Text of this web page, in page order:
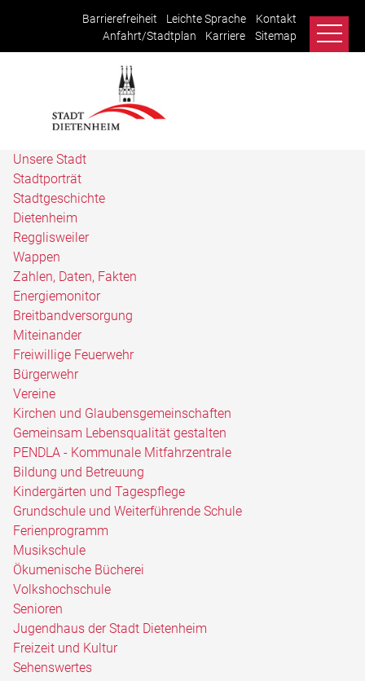
Barrierefreiheit Leichte Sprache
Kontakt
Anfahrt/Stadtplan
Karriere Sitemap
Unsere Stadt
Stadtporträt
Stadtgeschichte
Dietenheim
Regglisweiler
Wappen
Zahlen, Daten, Fakten
Energiemonitor
Breitbandversorgung
Miteinander
Freiwillige Feuerwehr
Bürgerwehr
Vereine
Kirchen und Glaubensgemeinschaften
Gemeinsam Lebensqualität gestalten
PENDLA - Kommunale Mitfahrzentrale
Bildung und Betreuung
Kindergärten und Tagespflege
Grundschule und Weiterführende Schule
Ferienprogramm
Musikschule
Ökumenische Bücherei
Volkshochschule
Senioren
Jugendhaus der Stadt Dietenheim
Freizeit und Kultur
Sehenswertes